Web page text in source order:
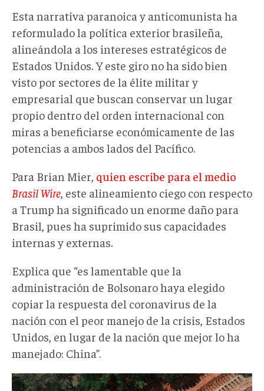
Esta narrativa paranoica y anticomunista ha
reformulado la política exterior brasileña,
alineándola a los intereses estratégicos de
Estados Unidos. Y este giro no ha sido bien
visto por sectores de la élite militar y
empresarial que buscan conservar un lugar
propio dentro del orden internacional con
miras a beneficiarse económicamente de las
potencias a ambos lados del Pacífico.
Para Brian Mier, quien escribe para el medio
Brasil Wire, este alineamiento ciego con respecto
a Trump ha significado un enorme daño para
Brasil, pues ha suprimido sus capacidades
internas y externas.
Explica que “es lamentable que la
administración de Bolsonaro haya elegido
copiar la respuesta del coronavirus de la
nación con el peor manejo de la crisis, Estados
Unidos, en lugar de la nación que mejor lo ha
manejado: China”.